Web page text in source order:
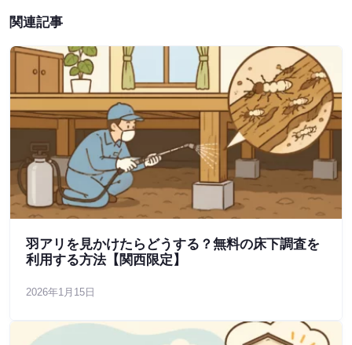
関連記事
羽アリを見かけたらどうする？無料の床下調査を
利用する方法【関西限定】
2026年1月15日